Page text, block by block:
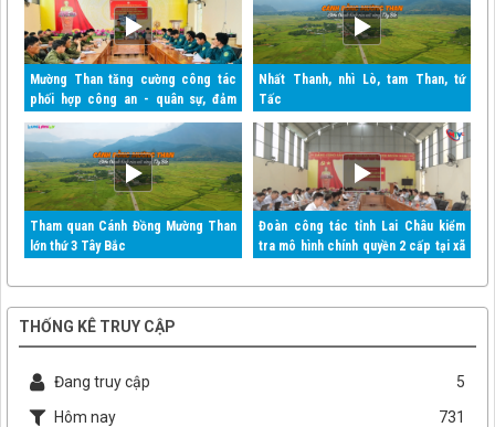
Mường Than tăng cường công tác
phối hợp công an - quân sự, đảm
toàn xã hội
Nhất Thanh, nhì Lò, tam Than, tứ
Tấc
Tham quan Cánh Đồng Mường Than
lớn thứ 3 Tây Bắc
Đoàn công tác tỉnh Lai Châu kiểm
tra mô hình chính quyền 2 cấp tại xã
THỐNG KÊ TRUY CẬP
Đang truy cập
5
Hôm nay
731